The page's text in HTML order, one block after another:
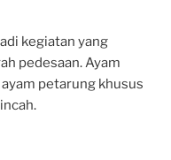
kegiatan yang
pedesaan. Ayam
petarung khusus